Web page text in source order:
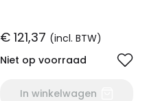
€ 121,37 (incl. BTW)
Niet op voorraad
In winkelwagen